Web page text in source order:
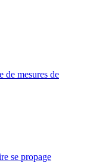
de mesures de
se propage